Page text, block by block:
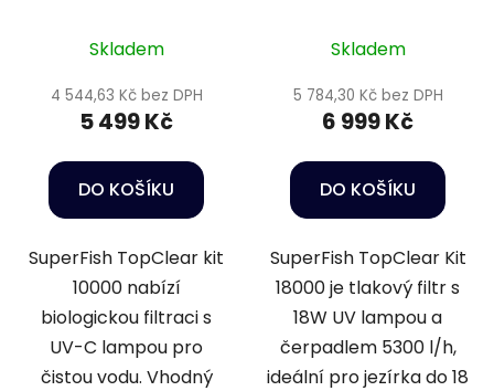
Skladem
4 544,63 Kč bez DPH
5 499 Kč
DO KOŠÍKU
SuperFish TopClear kit
10000 nabízí
biologickou filtraci s
UV-C lampou pro
čistou vodu. Vhodný
Skladem
5 784,30 Kč bez DPH
6 999 Kč
DO KOŠÍKU
SuperFish TopClear Kit
18000 je tlakový filtr s
18W UV lampou a
čerpadlem 5300 l/h,
ideální pro jezírka do 18